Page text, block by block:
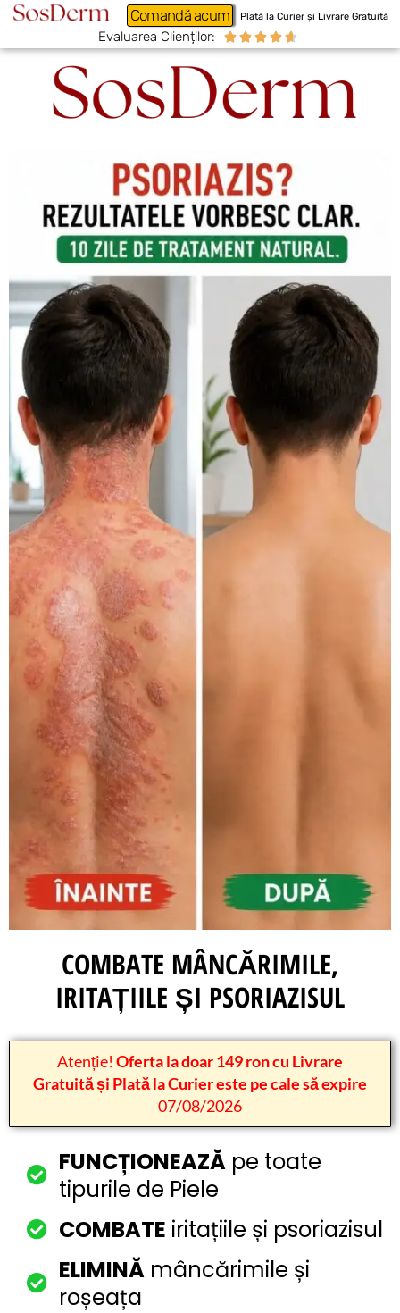
Comandă acum Plată la Curier și Livrare Gratuită
Evaluarea Clienților:     
COMBATE MÂNCĂRIMILE,
IRITAȚIILE ȘI PSORIAZISUL
Atenție! Oferta la doar 149 ron cu Livrare
Gratuită și Plată la Curier este pe cale să expire
07/08/2026
FUNCȚIONEAZĂpe toate
tipurile de Piele
COMBATE iritațiile și psoriazisul
ELIMINĂmâncărimile și
roșeața